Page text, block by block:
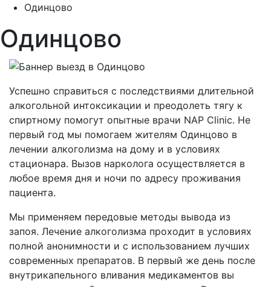
Одинцово
Одинцово
Успешно справиться с последствиями длительной
алкогольной интоксикации и преодолеть тягу к
спиртному помогут опытные врачи NAP Clinic. Не
первый год мы помогаем жителям Одинцово в
лечении алкоголизма на дому и в условиях
стационара. Вызов нарколога осуществляется в
любое время дня и ночи по адресу проживания
пациента.
Мы применяем передовые методы вывода из
запоя. Лечение алкоголизма проходит в условиях
полной анонимности и с использованием лучших
современных препаратов. В первый же день после
внутрикапельного вливания медикаментов вы